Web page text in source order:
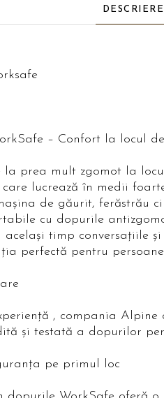
DESCRIERE
– Confort la locul
la prea mult zgomot la
care lucrează în medii
de găurit, ferăstrău
cu dopurile
acelaşi timp conversaţiile
perfectă pentru
, compania
şi testată a dopurilor
pe primul loc